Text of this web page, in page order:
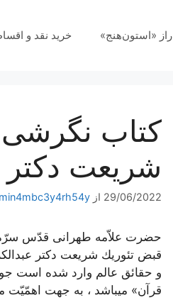
راز «استون‌هنج» خرید نقد و
کتاب
شریعت
29/06/2022 از
حضرت‌ علاّمه‌ طهرانی قدّس‌ سرّه‌
قبض‌ تئوريك‌ شريعت‌ دكتر
و حقائق‌ عالم‌ وارد شده‌ است‌
قرآن‌» ميباشد ، به‌ جهت‌ اهمّيّت‌